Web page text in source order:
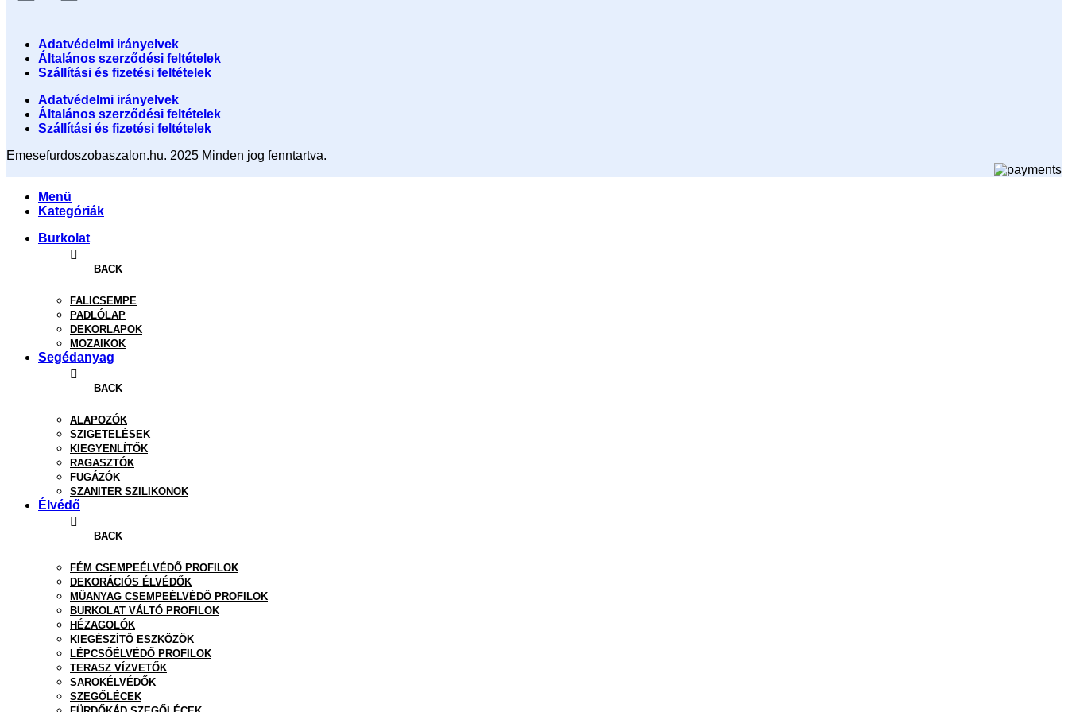
Adatvédelmi irányelvek
Általános szerződési feltételek
Szállítási és fizetési feltételek
Adatvédelmi irányelvek
Általános szerződési feltételek
Szállítási és fizetési feltételek
Emesefurdoszobaszalon.hu. 2025 Minden jog fenntartva.
Menü
Kategóriák
Burkolat
BACK
FALICSEMPE
PADLÓLAP
DEKORLAPOK
MOZAIKOK
Segédanyag
BACK
ALAPOZÓK
SZIGETELÉSEK
KIEGYENLÍTŐK
RAGASZTÓK
FUGÁZÓK
SZANITER SZILIKONOK
Élvédő
BACK
FÉM CSEMPEÉLVÉDŐ PROFILOK
DEKORÁCIÓS ÉLVÉDŐK
MŰANYAG CSEMPEÉLVÉDŐ PROFILOK
BURKOLAT VÁLTÓ PROFILOK
HÉZAGOLÓK
KIEGÉSZÍTŐ ESZKÖZÖK
LÉPCSŐÉLVÉDŐ PROFILOK
TERASZ VÍZVETŐK
SAROKÉLVÉDŐK
SZEGŐLÉCEK